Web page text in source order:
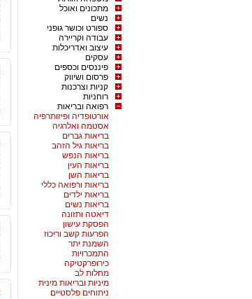
מתכונים ואוכל
נשים
ספורט וכושר גופני
עבודה וקריירה
עיצוב ואדריכלות
עסקים
פיננסים וכספים
פרסום ושיווק
קניות וצרכנות
רוחניות
רפואה ובריאות
אורטופדיה ופיזותרפיה
אסטמה ואלרגיה
בריאות גברים
בריאות גיל הזהב
בריאות הנפש
בריאות העין
בריאות השן
בריאות ורפואה כללי
בריאות ילדים
בריאות נשים
דיאטה ותזונה
הפסקת עישון
הפרעות קשב וריכוז
השמנת יתר
התמכרויות
כירופרקטיקה
מחלות לב
מיניות ובריאות מינית
ניתוחים פלסטיים